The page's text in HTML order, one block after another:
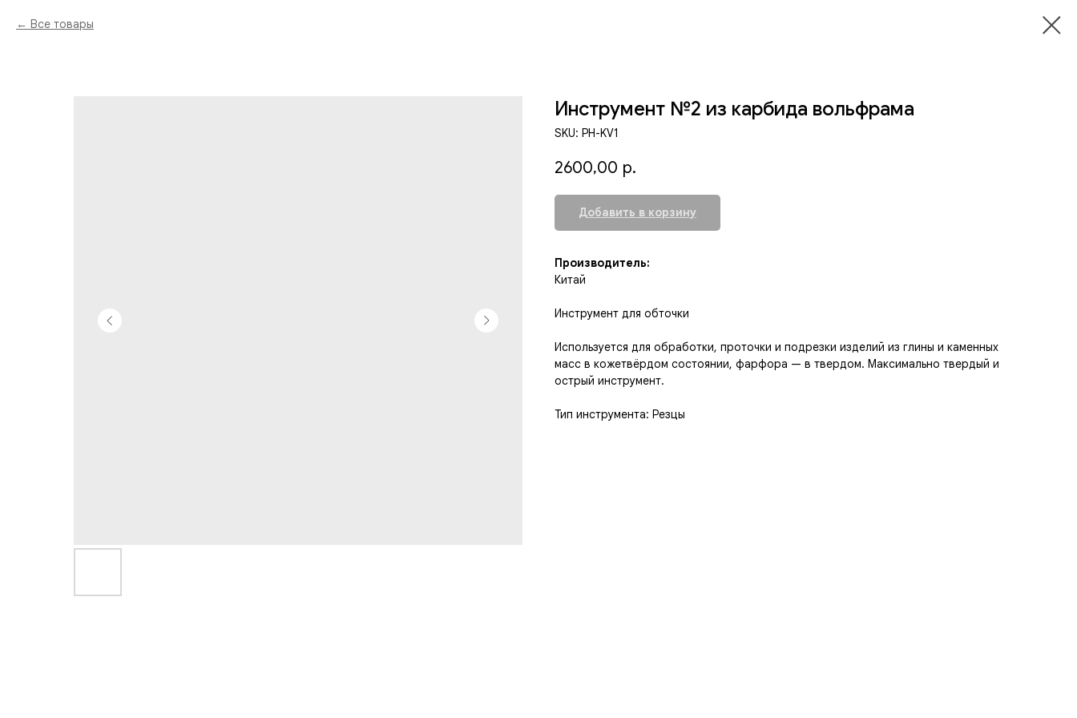
Все товары
Инструмент №2 из карбида вольфрама
SKU: PH-KV1
2600,00 р.
Добавить в корзину
Производитель:
Китай
Инструмент для обточки
Используется для обработки, проточки и подрезки изделий из глины и каменных
масс в кожетвёрдом состоянии, фарфора — в твердом. Максимально твердый и
острый инструмент.
Тип инструмента: Резцы